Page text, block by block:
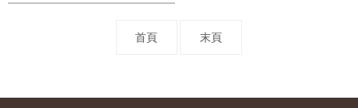
首頁 末頁